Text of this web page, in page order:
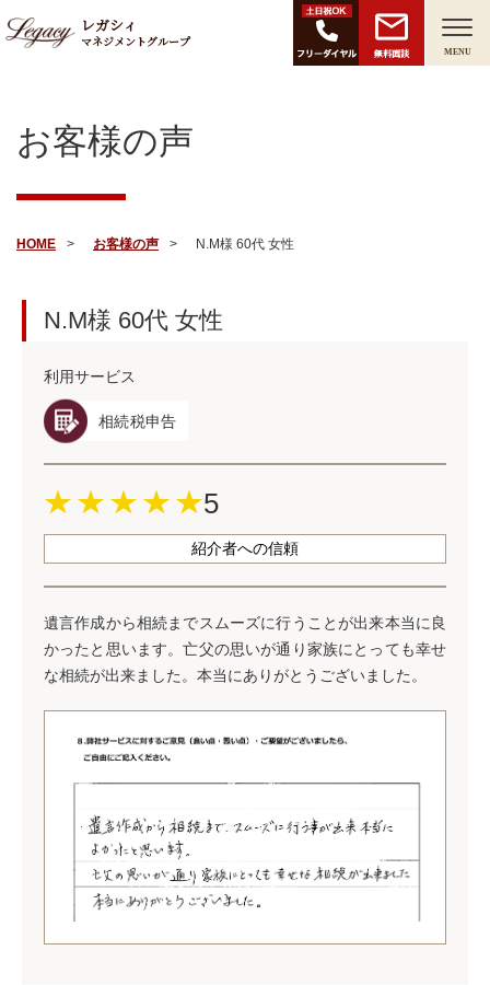
レガシィ
マネジメントグループ
無料面談 MENU
お客様の声
HOME お客様の声 N.M様 60代 女性
N.M様 60代 女性
利用サービス
相続税申告
5
紹介者への信頼
遺言作成から相続までスムーズに行うことが出来本当に良
かったと思います。亡父の思いが通り家族にとっても幸せ
な相続が出来ました。本当にありがとうございました。